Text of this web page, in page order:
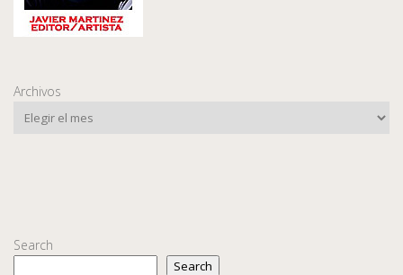
Archivos
Search
Search